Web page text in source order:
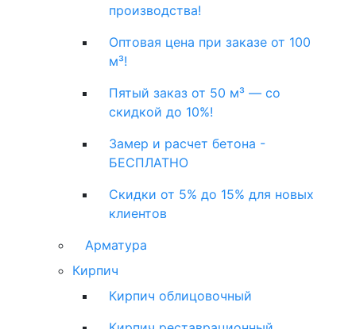
производства!
Оптовая цена при заказе от 100
м³!
Пятый заказ от 50 м³ — со
скидкой до 10%!
Замер и расчет бетона -
БЕСПЛАТНО
Скидки от 5% до 15% для новых
клиентов
Арматура
Кирпич
Кирпич облицовочный